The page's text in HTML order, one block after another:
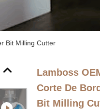
Bit Milling Cutter
Lamboss
Corte De
Bit Milling